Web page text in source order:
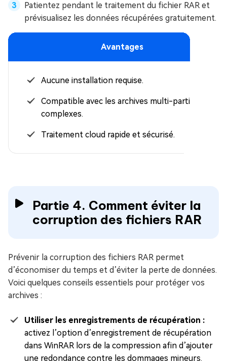
Patientez pendant le traitement du fichier RAR et
prévisualisez les données récupérées gratuitement.
Avantages
Aucune installation requise.
Compatible avec les archives multi-parties
complexes.
Traitement cloud rapide et sécurisé.
Partie 4. Comment éviter la
corruption des fichiers RAR
Prévenir la corruption des fichiers RAR permet
d’économiser du temps et d’éviter la perte de données.
Voici quelques conseils essentiels pour protéger vos
archives :
Utiliser les enregistrements de récupération :
activez l’option d’enregistrement de récupération
dans WinRAR lors de la compression afin d’ajouter
une redondance contre les dommages mineurs.